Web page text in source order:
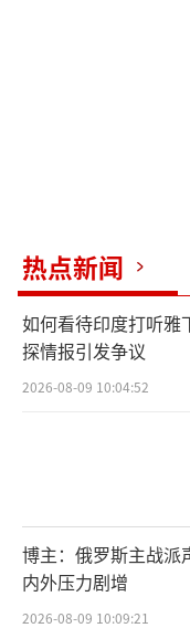
甚至停止燃油汽
标志着越南在
步，科技力量
用。（责任编辑：卢其
热点新闻
如何看待印度打听雅
探情报引发争议
2026-08-09 10:04:52
博主：俄罗斯主战派
内外压力剧增
2026-08-09 10:09:21